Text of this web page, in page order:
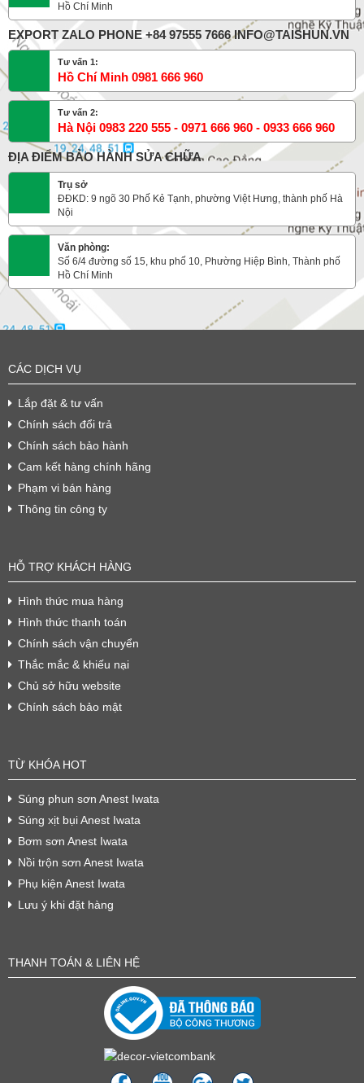
Hồ Chí Minh
EXPORT ZALO PHONE +84 97555 7666 INFO@TAISHUN.VN
Tư vấn 1:
Hồ Chí Minh 0981 666 960
Tư vấn 2:
Hà Nội 0983 220 555 - 0971 666 960 - 0933 666 960
ĐỊA ĐIỂM BẢO HÀNH SỬA CHỮA
Trụ sở
ĐĐKD: 9 ngõ 30 Phố Kẻ Tạnh, phường Việt Hưng, thành phố Hà
Nội
Văn phòng:
Số 6/4 đường số 15, khu phố 10, Phường Hiệp Bình, Thành phố
Hồ Chí Minh
CÁC DỊCH VỤ
Lắp đặt & tư vấn
Chính sách đổi trả
Chính sách bảo hành
Cam kết hàng chính hãng
Phạm vi bán hàng
Thông tin công ty
HỖ TRỢ KHÁCH HÀNG
Hình thức mua hàng
Hình thức thanh toán
Chính sách vận chuyển
Thắc mắc & khiếu nại
Chủ sở hữu website
Chính sách bảo mật
TỪ KHÓA HOT
Súng phun sơn Anest Iwata
Súng xịt bụi Anest Iwata
Bơm sơn Anest Iwata
Nồi trộn sơn Anest Iwata
Phụ kiện Anest Iwata
Lưu ý khi đặt hàng
THANH TOÁN & LIÊN HỆ